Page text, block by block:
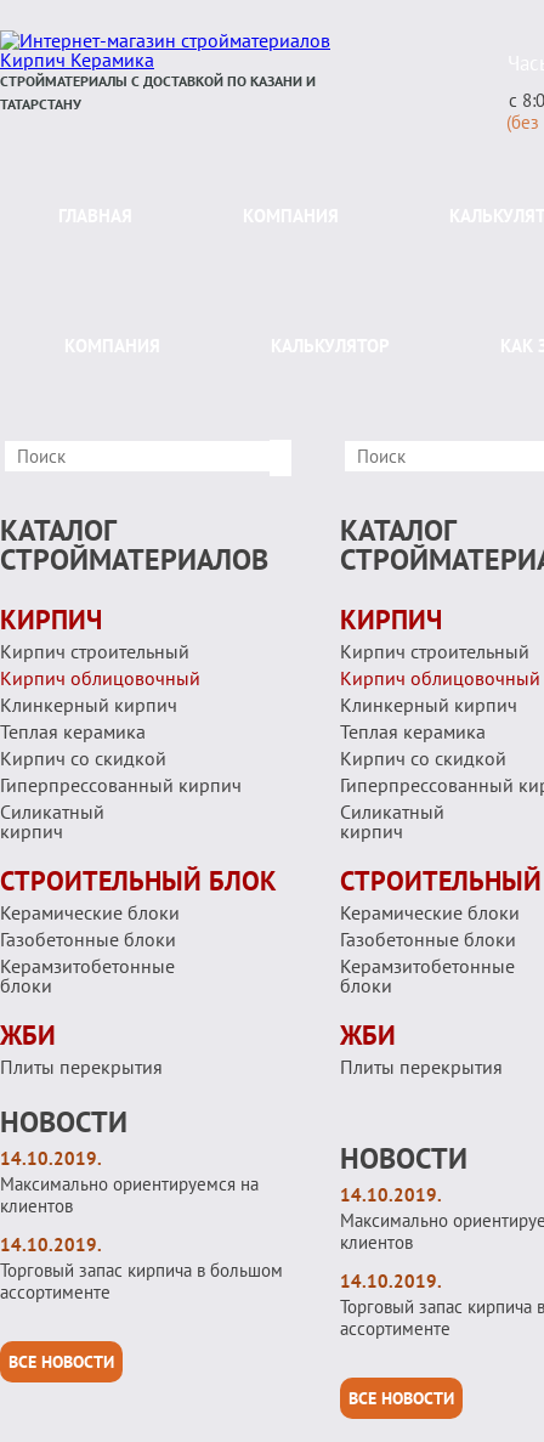
СТРОЙМАТЕРИАЛЫ С ДОСТАВКОЙ ПО КАЗАНИ И
ТАТАРСТАНУ
с
КАТАЛОГ
СТРОЙМАТЕРИАЛОВ
КИРПИЧ
Кирпич строительный
Кирпич облицовочный
Клинкерный кирпич
Теплая керамика
Кирпич со скидкой
Гиперпрессованный кирпич
Силикатный
кирпич
СТРОИТЕЛЬНЫЙ БЛОК
Керамические блоки
Газобетонные блоки
Керамзитобетонные
блоки
ЖБИ
Плиты перекрытия
НОВОСТИ
14.10.2019.
Максимально ориентируемся на
клиентов
14.10.2019.
Торговый запас кирпича в большом
ассортименте
ВСЕ НОВОСТИ
КАТАЛОГ
КИРПИЧ
Кирпич строительный
Кирпич облицовочный
Клинкерный кирпич
Теплая керамика
Кирпич со скидкой
Гиперпрессованный
Силикатный
кирпич
Керамические блоки
Газобетонные блоки
Керамзитобетонные
блоки
ЖБИ
Плиты перекрытия
НОВОСТИ
14.10.2019.
Максимально
клиентов
14.10.2019.
Торговый запас кирпича
ассортименте
ВСЕ НОВОСТИ